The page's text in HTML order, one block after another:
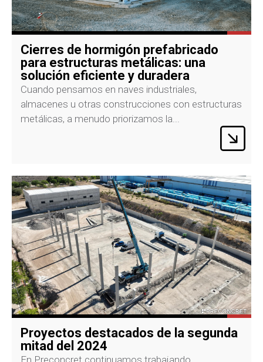
Cierres de hormigón prefabricado
para estructuras metálicas: una
solución eficiente y duradera
Cuando pensamos en naves industriales,
almacenes u otras construcciones con estructuras
metálicas, a menudo priorizamos la...
Proyectos destacados de la segunda
mitad del 2024